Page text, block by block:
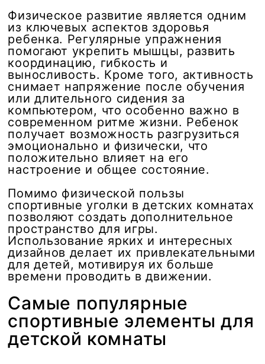
Физическое развитие является одним
из ключевых аспектов здоровья
ребенка. Регулярные упражнения
помогают укрепить мышцы, развить
координацию, гибкость и
выносливость. Кроме того, активность
снимает напряжение после обучения
или длительного сидения за
компьютером, что особенно важно в
современном ритме жизни. Ребенок
получает возможность разгрузиться
эмоционально и физически, что
положительно влияет на его
настроение и общее состояние.
Помимо физической пользы
спортивные уголки в детских комнатах
позволяют создать дополнительное
пространство для игры.
Использование ярких и интересных
дизайнов делает их привлекательными
для детей, мотивируя их больше
времени проводить в движении.
Самые популярные
спортивные элементы для
детской комнаты